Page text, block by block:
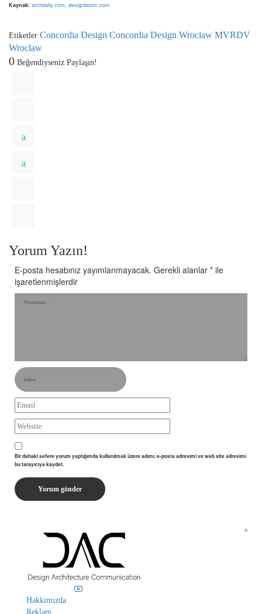
Kaynak: archdaily.com, designboom.com
Etiketler Concordia Design Concordia Design Wroclaw MVRDV
Wroclaw
0 Beğendiyseniz Paylaşın!
Yorum Yazın!
E-posta hesabınız yayımlanmayacak. Gerekli alanlar * ile
işaretlenmişlerdir
Bir dahaki sefere yorum yaptığımda kullanılmak üzere adımı, e-posta adresimi ve web site adresimi
bu tarayıcıya kaydet.
Hakkımızda
Reklam
©